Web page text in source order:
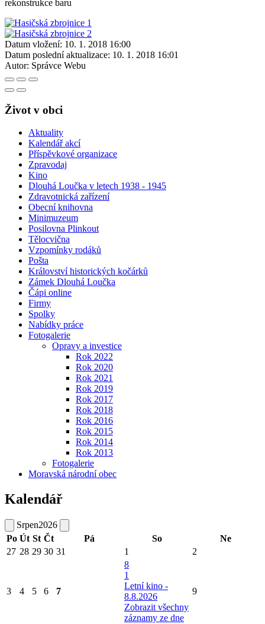
rekonstrukce baru
Datum vložení: 10. 1. 2018 16:00
Datum poslední aktualizace: 10. 1. 2018 16:01
Autor: Správce Webu
Život v obci
Aktuality
Kalendář akcí
Příspěvkové organizace
Zpravodaj
Kino
Dlouhá Loučka v letech 1938 - 1945
Zdravotnická zařízení
Obecní knihovna
Minimuzeum
Posilovna Plinkout
Tělocvična
Vzpomínky rodáků
Pošta
Království historických kočárků
Zámek Dlouhá Loučka
Čápi online
Firmy
Spolky
Nabídky práce
Fotogalerie
Opravy a investice
Rok 2022
Rok 2020
Rok 2021
Rok 2019
Rok 2017
Rok 2018
Rok 2016
Rok 2015
Rok 2014
Rok 2013
Fotogalerie
Moravská národní obec
Kalendář
Srpen2026
Po Út St Čt Pá So
Ne
27 28 29 30 31 1 2
3 4 5 6 7
8
1
Letní kino -
8.8.2026
Zobrazit všechny
záznamy ze dne
9